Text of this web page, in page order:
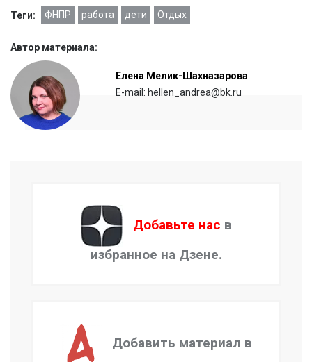
Теги: ФНПР работа дети Отдых
Автор материала:
Елена Мелик-Шахназарова
E-mail: hellen_andrea@bk.ru
Добавьте нас в
избранное на Дзене.
Добавить материал в